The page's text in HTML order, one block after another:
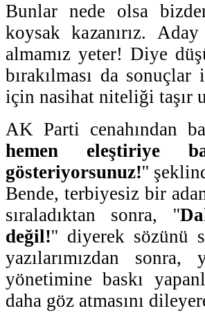
Bunlar nede olsa
koysak kazanırız.
almamız yeter! Diye
bırakılması da
için nasihat niteliği taşır
AK Parti cenahından
hemen eleştiriye
gösteriyorsunuz!''
Bende, terbiyesiz bir
sıraladıktan sonra, ''
değil!'' diyerek sözünü
yazılarımızdan sonra,
yönetimine baskı
daha göz atmasını